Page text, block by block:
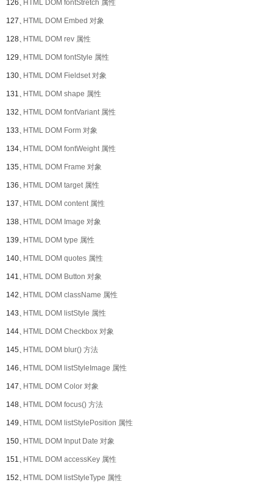
126、HTML DOM fontStretch 属性
127、HTML DOM Embed 对象
128、HTML DOM rev 属性
129、HTML DOM fontStyle 属性
130、HTML DOM Fieldset 对象
131、HTML DOM shape 属性
132、HTML DOM fontVariant 属性
133、HTML DOM Form 对象
134、HTML DOM fontWeight 属性
135、HTML DOM Frame 对象
136、HTML DOM target 属性
137、HTML DOM content 属性
138、HTML DOM Image 对象
139、HTML DOM type 属性
140、HTML DOM quotes 属性
141、HTML DOM Button 对象
142、HTML DOM className 属性
143、HTML DOM listStyle 属性
144、HTML DOM Checkbox 对象
145、HTML DOM blur() 方法
146、HTML DOM listStyleImage 属性
147、HTML DOM Color 对象
148、HTML DOM focus() 方法
149、HTML DOM listStylePosition 属性
150、HTML DOM Input Date 对象
151、HTML DOM accessKey 属性
152、HTML DOM listStyleType 属性